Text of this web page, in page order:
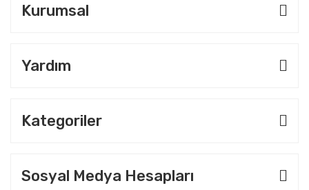
Kurumsal
Yardım
Kategoriler
Sosyal Medya Hesapları